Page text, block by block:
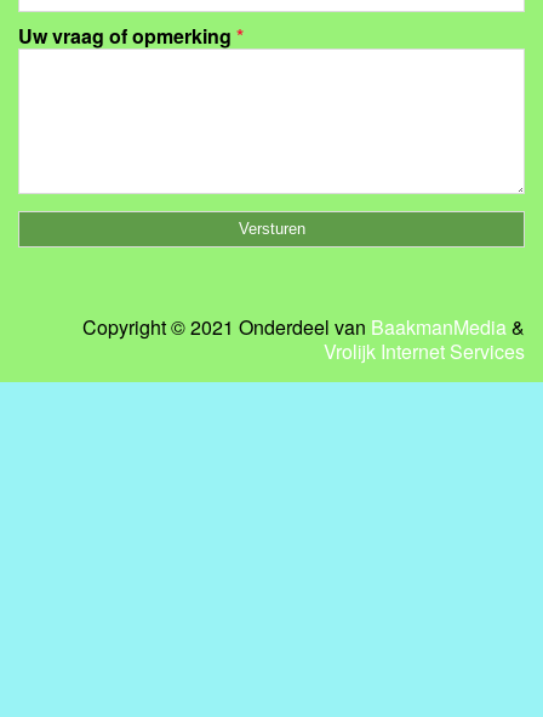
Uw vraag of opmerking *
Copyright © 2021 Onderdeel van BaakmanMedia&
Vrolijk Internet Services